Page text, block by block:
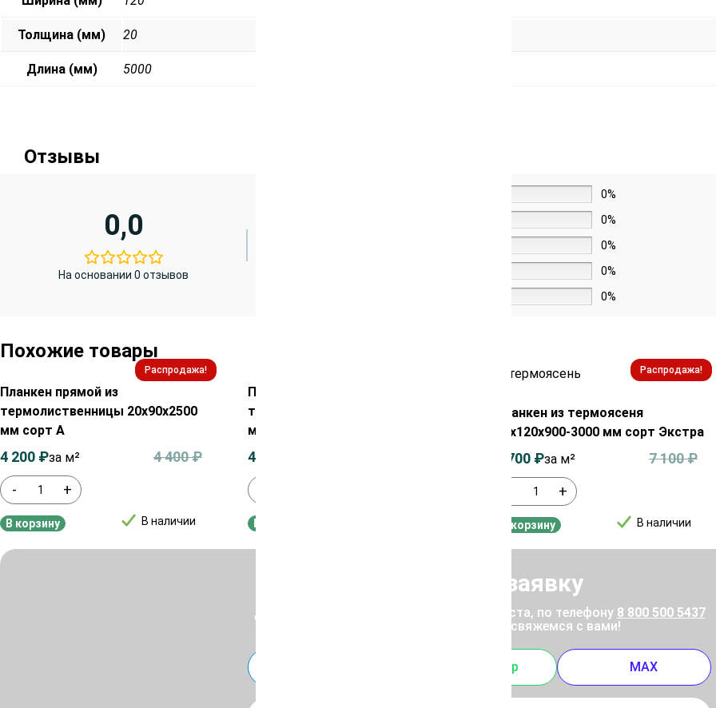
Толщина (мм) 20
Длина (мм) 5000
Отзывы
0,0
На основании 0 отзывов
0%
0%
0%
0%
0%
Похожие товары
Распродажа!
Планкен прямой из
термолиственницы 20х90х2500
мм сорт А
- +
В наличии
4 400₽
4 200 ₽за м²
В корзину
Планкен прямой из
термолиственницы 20х120х6000
мм сорт А
4 200
Распродажа!
Планкен из термоясеня
20х120х900-3000 мм сорт Экстра
+
В наличии
7 100₽
6 700 ₽за м²
В корзину
Отправить заявку
Для уточнения цены позвоните, пожалуйста, по телефону 8 800 500 5437
или отправьте заявку, и мы свяжемся с вами!
Whatsapp MAX